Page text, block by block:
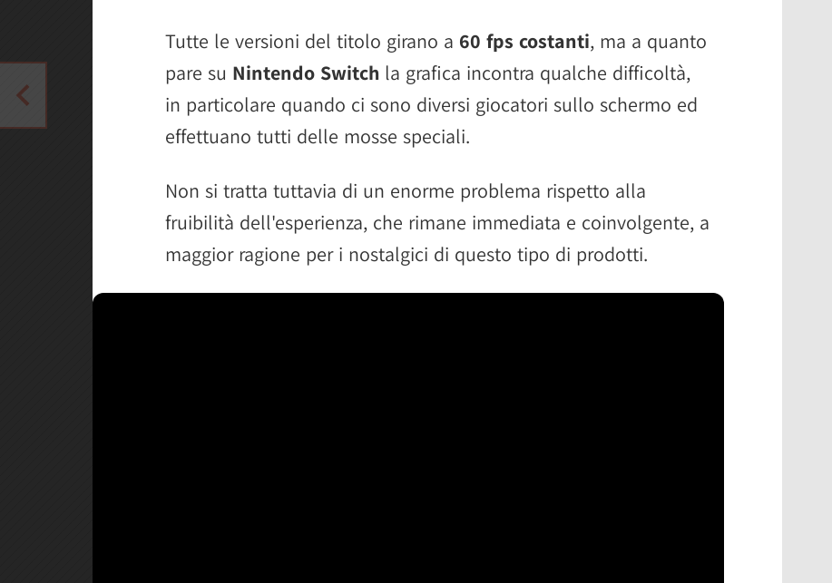
Tutte le versioni del titolo girano a 60 fps costanti, ma a quanto
pare su Nintendo Switch la grafica incontra qualche difficoltà,
in particolare quando ci sono diversi giocatori sullo schermo ed
effettuano tutti delle mosse speciali.
Non si tratta tuttavia di un enorme problema rispetto alla
fruibilità dell'esperienza, che rimane immediata e coinvolgente, a
maggior ragione per i nostalgici di questo tipo di prodotti.